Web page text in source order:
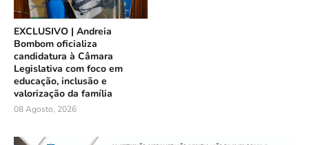
EXCLUSIVO | Andreia
Bombom oficializa
candidatura à Câmara
Legislativa com foco em
educação, inclusão e
valorização da família
08 Agosto, 2026